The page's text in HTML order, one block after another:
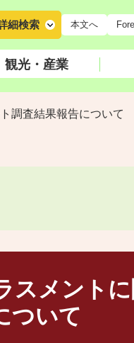
細検索 本文へ
観光・産業
調査結果報告について
スメント
ついて